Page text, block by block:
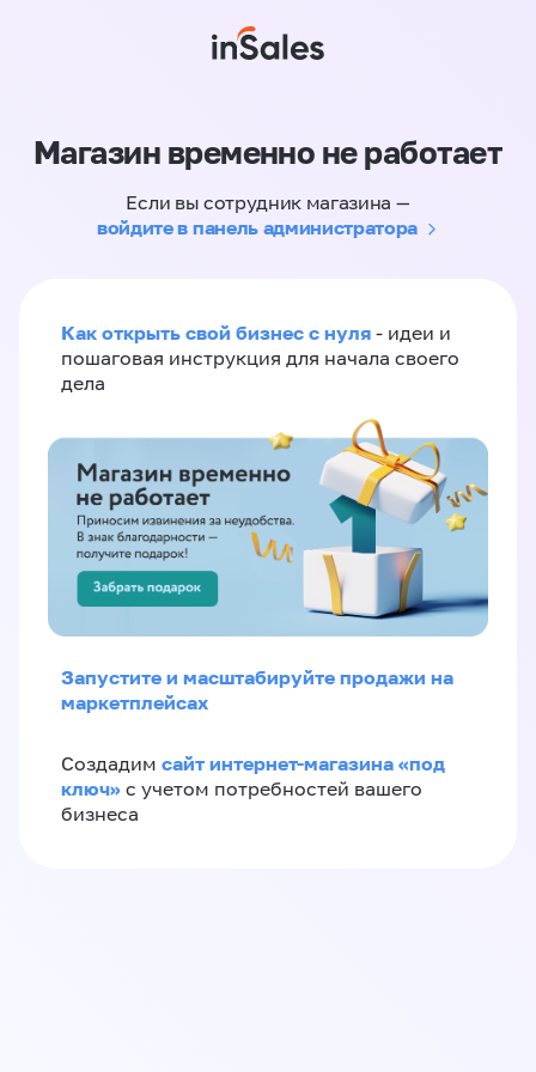
Магазин временно не работает
Если вы сотрудник магазина —
войдите в панель администратора
Как открыть свой бизнес с нуля - идеи и
пошаговая инструкция для начала своего
дела
Запустите и масштабируйте продажи на
маркетплейсах
Создадим сайт интернет-магазина «под
ключ» с учетом потребностей вашего
бизнеса